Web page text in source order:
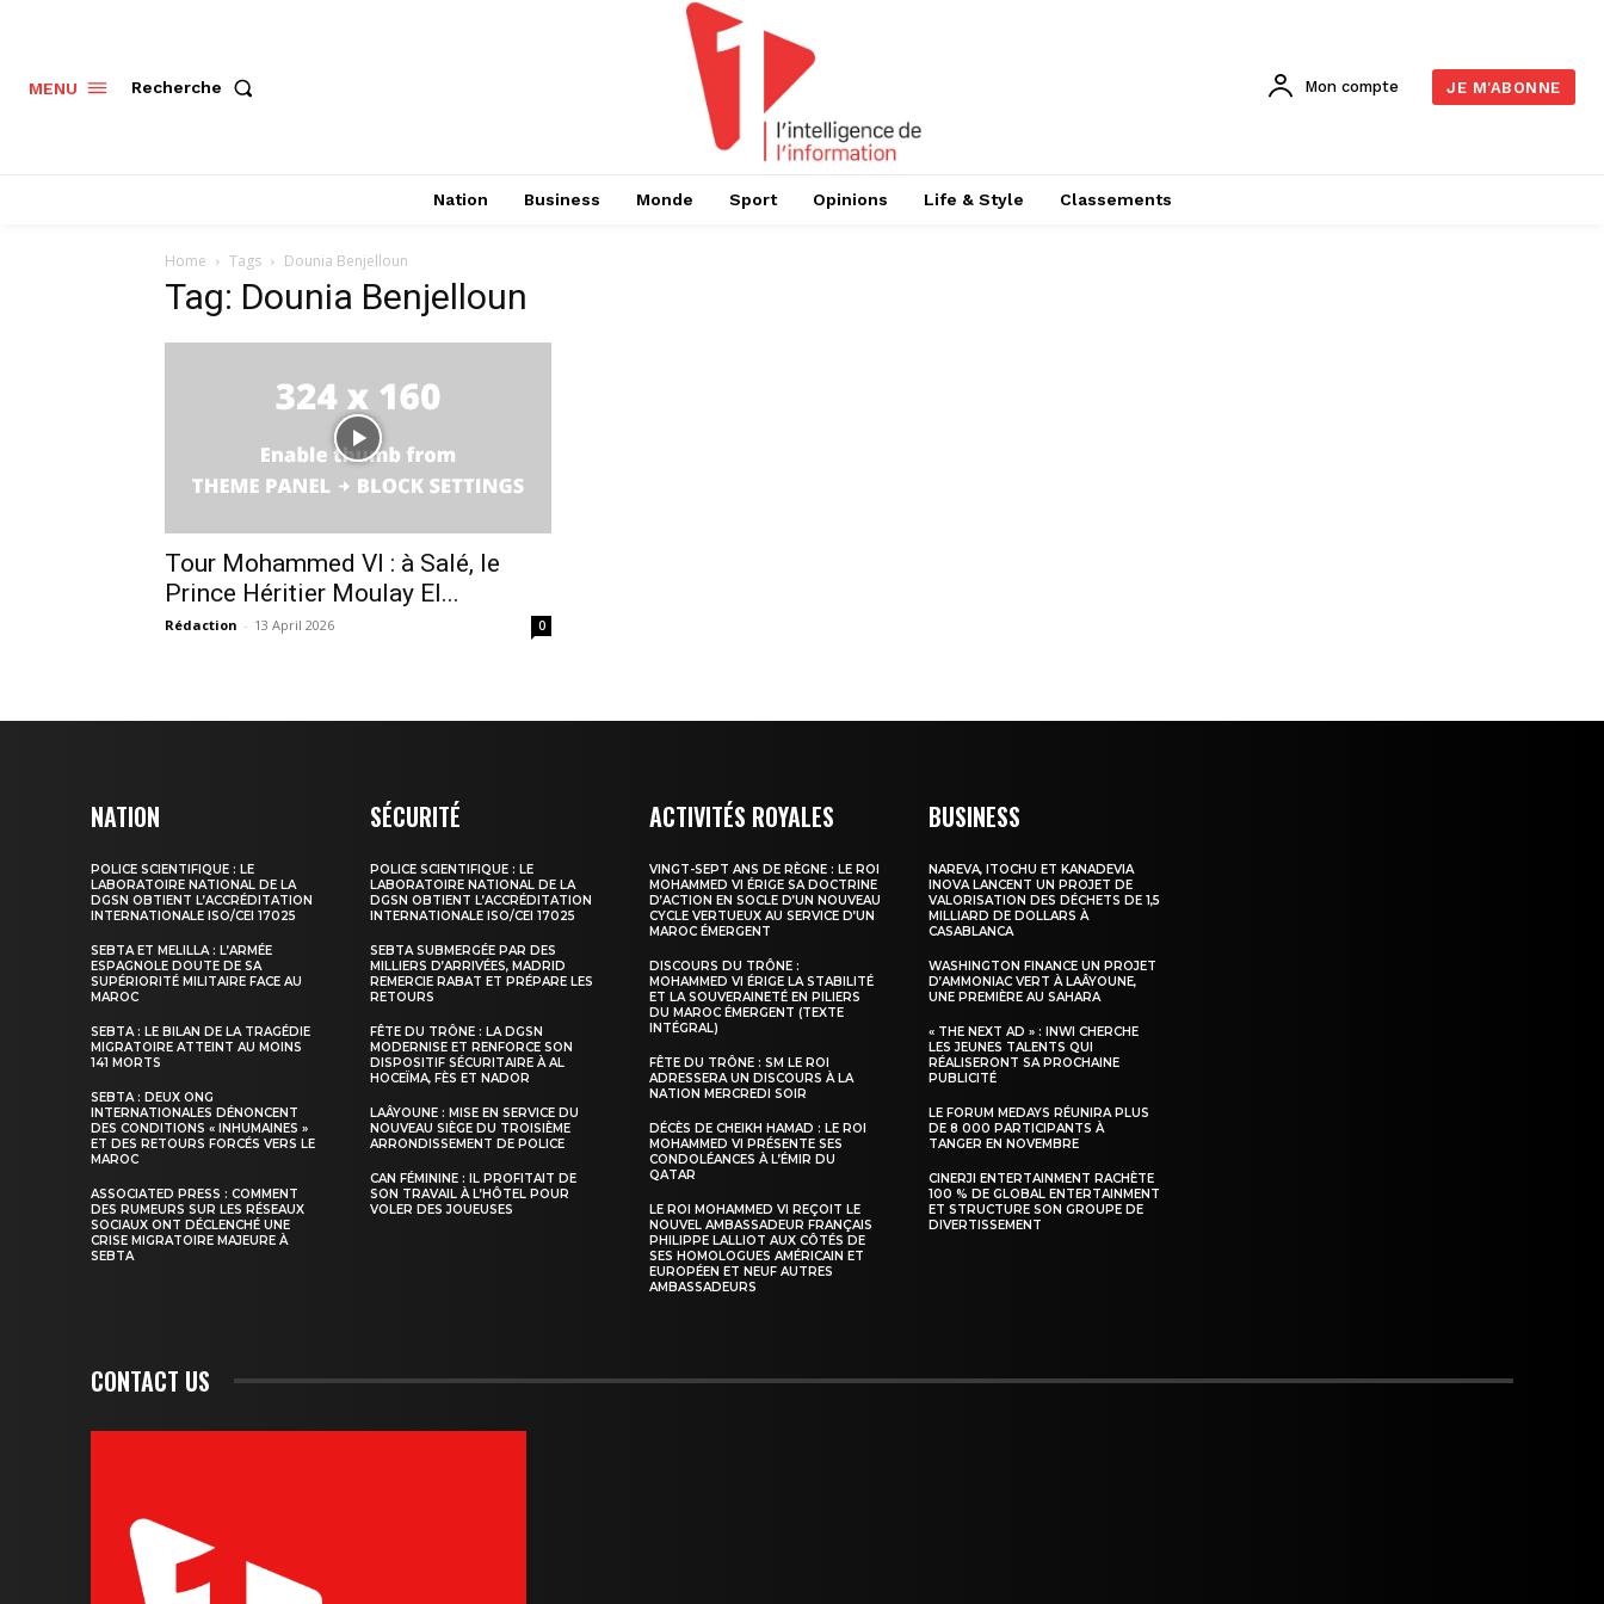
l'intelligence de
l'information
S'ABONNER MAINTENANT
Insight Publications
À propos
Nous contacter
Formules d’abonnement
MENU Recherche Mon compte JE M'ABONNE
Nation Business Monde Sport Opinions Life & Style Classements
Home Tags Dounia Benjelloun
Tag: Dounia Benjelloun
Tour Mohammed VI : à Salé, le
Prince Héritier Moulay El...
Rédaction - 13 April 2026 0
NATION
POLICE SCIENTIFIQUE : LE
LABORATOIRE NATIONAL DE LA
DGSN OBTIENT L’ACCRÉDITATION
INTERNATIONALE ISO/CEI 17025
SEBTA ET MELILLA : L’ARMÉE
ESPAGNOLE DOUTE DE SA
SUPÉRIORITÉ MILITAIRE FACE AU
MAROC
SEBTA : LE BILAN DE LA TRAGÉDIE
MIGRATOIRE ATTEINT AU MOINS
141 MORTS
SEBTA : DEUX ONG
INTERNATIONALES DÉNONCENT
DES CONDITIONS « INHUMAINES »
ET DES RETOURS FORCÉS VERS LE
MAROC
ASSOCIATED PRESS : COMMENT
DES RUMEURS SUR LES RÉSEAUX
SOCIAUX ONT DÉCLENCHÉ UNE
CRISE MIGRATOIRE MAJEURE À
SEBTA
SÉCURITÉ
POLICE SCIENTIFIQUE : LE
LABORATOIRE NATIONAL DE LA
DGSN OBTIENT L’ACCRÉDITATION
INTERNATIONALE ISO/CEI 17025
SEBTA SUBMERGÉE PAR DES
MILLIERS D’ARRIVÉES, MADRID
REMERCIE RABAT ET PRÉPARE LES
RETOURS
FÊTE DU TRÔNE : LA DGSN
MODERNISE ET RENFORCE SON
DISPOSITIF SÉCURITAIRE À AL
HOCEÏMA, FÈS ET NADOR
LAÂYOUNE : MISE EN SERVICE DU
NOUVEAU SIÈGE DU TROISIÈME
ARRONDISSEMENT DE POLICE
CAN FÉMININE : IL PROFITAIT DE
SON TRAVAIL À L’HÔTEL POUR
VOLER DES JOUEUSES
ACTIVITÉS ROYALES
VINGT-SEPT ANS DE RÈGNE : LE ROI
MOHAMMED VI ÉRIGE SA DOCTRINE
D’ACTION EN SOCLE D’UN NOUVEAU
CYCLE VERTUEUX AU SERVICE D’UN
MAROC ÉMERGENT
DISCOURS DU TRÔNE :
MOHAMMED VI ÉRIGE LA STABILITÉ
ET LA SOUVERAINETÉ EN PILIERS
DU MAROC ÉMERGENT (TEXTE
INTÉGRAL)
FÊTE DU TRÔNE : SM LE ROI
ADRESSERA UN DISCOURS À LA
NATION MERCREDI SOIR
DÉCÈS DE CHEIKH HAMAD : LE ROI
MOHAMMED VI PRÉSENTE SES
CONDOLÉANCES À L’ÉMIR DU
QATAR
LE ROI MOHAMMED VI REÇOIT LE
NOUVEL AMBASSADEUR FRANÇAIS
PHILIPPE LALLIOT AUX CÔTÉS DE
SES HOMOLOGUES AMÉRICAIN ET
EUROPÉEN ET NEUF AUTRES
AMBASSADEURS
BUSINESS
NAREVA, ITOCHU ET KANADEVIA
INOVA LANCENT UN PROJET DE
VALORISATION DES DÉCHETS DE 1,5
MILLIARD DE DOLLARS À
CASABLANCA
WASHINGTON FINANCE UN PROJET
D’AMMONIAC VERT À LAÂYOUNE,
UNE PREMIÈRE AU SAHARA
« THE NEXT AD » : INWI CHERCHE
LES JEUNES TALENTS QUI
RÉALISERONT SA PROCHAINE
PUBLICITÉ
LE FORUM MEDAYS RÉUNIRA PLUS
DE 8 000 PARTICIPANTS À
TANGER EN NOVEMBRE
CINERJI ENTERTAINMENT RACHÈTE
100 % DE GLOBAL ENTERTAINMENT
ET STRUCTURE SON GROUPE DE
DIVERTISSEMENT
CONTACT US